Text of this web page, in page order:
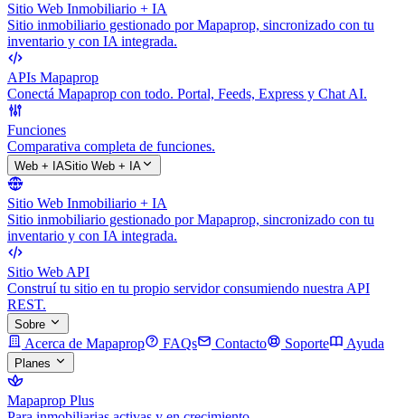
Sitio Web Inmobiliario + IA
Sitio inmobiliario gestionado por Mapaprop, sincronizado con tu
inventario y con IA integrada.
APIs Mapaprop
Conectá Mapaprop con todo. Portal, Feeds, Express y Chat AI.
Funciones
Comparativa completa de funciones.
Web + IASitio Web + IA
Sitio Web Inmobiliario + IA
Sitio inmobiliario gestionado por Mapaprop, sincronizado con tu
inventario y con IA integrada.
Sitio Web API
Construí tu sitio en tu propio servidor consumiendo nuestra API
REST.
Sobre
Acerca de Mapaprop FAQs Contacto Soporte Ayuda
Planes
Mapaprop Plus